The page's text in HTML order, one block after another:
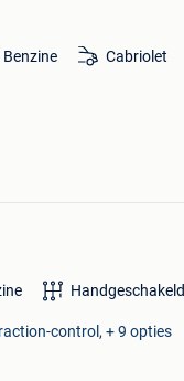
Benzine Cabriolet
Handgeschakeld
control, + 9 opties